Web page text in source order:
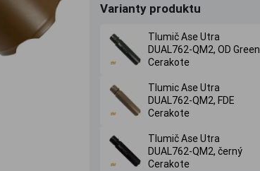
Varianty produktu
Tlumič Ase Utra
DUAL762-QM2, OD Green
Cerakote
Tlumic Ase Utra
DUAL762-QM2, FDE
Cerakote
Tlumič Ase Utra
DUAL762-QM2, černý
Cerakote